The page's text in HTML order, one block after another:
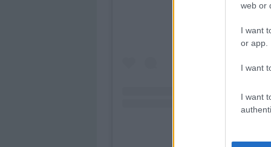
web or
I want
or app.
I want
I want